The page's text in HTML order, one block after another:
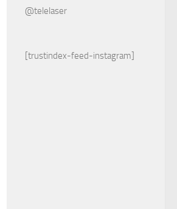
@telelaser
[trustindex-feed-instagram]